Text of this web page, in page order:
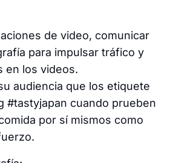
de video, comunicar
para impulsar tráfico y
en los videos.
audiencia que los etiquete
#tastyjapan cuando prueben
por sí mismos como